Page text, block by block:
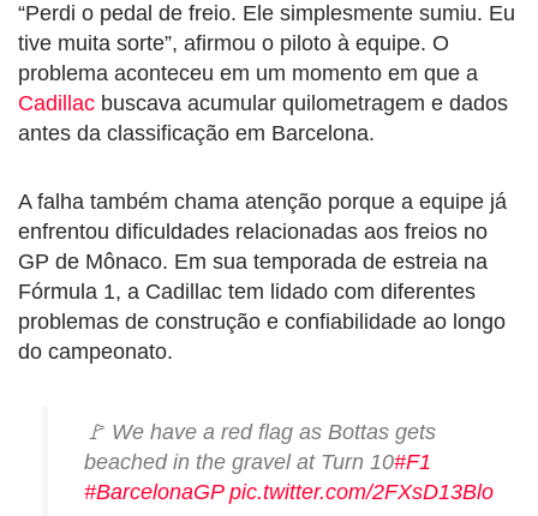
“Perdi o pedal de freio. Ele simplesmente sumiu. Eu
tive muita sorte”, afirmou o piloto à equipe. O
problema aconteceu em um momento em que a
Cadillac buscava acumular quilometragem e dados
antes da classificação em Barcelona.
A falha também chama atenção porque a equipe já
enfrentou dificuldades relacionadas aos freios no
GP de Mônaco. Em sua temporada de estreia na
Fórmula 1, a Cadillac tem lidado com diferentes
problemas de construção e confiabilidade ao longo
do campeonato.
🚩 We have a red flag as Bottas gets
beached in the gravel at Turn 10#F1
#BarcelonaGP pic.twitter.com/2FXsD13Blo